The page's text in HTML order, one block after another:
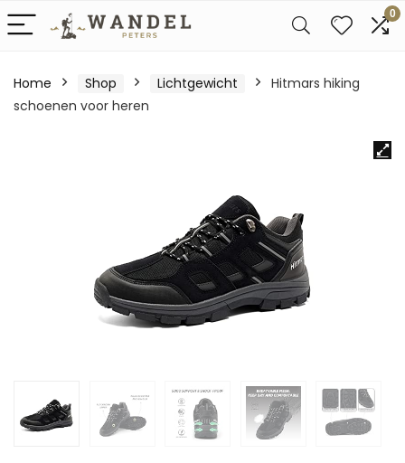
0
Home Shop Lichtgewicht
Hitmars hiking
schoenen voor heren